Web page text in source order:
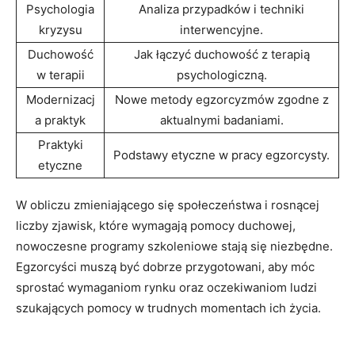
Psychologia
kryzysu
Analiza przypadków i⁣ techniki
interwencyjne.
Duchowość
w terapii
Jak łączyć duchowość⁤ z terapią
psychologiczną.
Modernizacj
a praktyk
Nowe⁢ metody egzorcyzmów zgodne z
aktualnymi badaniami.
Praktyki
etyczne
Podstawy etyczne w pracy egzorcysty.
W⁣ obliczu zmieniającego się ⁤społeczeństwa i rosnącej
liczby zjawisk, które wymagają ‍pomocy duchowej,⁤
nowoczesne programy szkoleniowe‌ stają się niezbędne.‌
Egzorcyści muszą być ⁣dobrze przygotowani, aby móc⁣
sprostać wymaganiom rynku oraz ⁤oczekiwaniom ludzi
szukających pomocy w trudnych ​momentach ich⁣ życia.